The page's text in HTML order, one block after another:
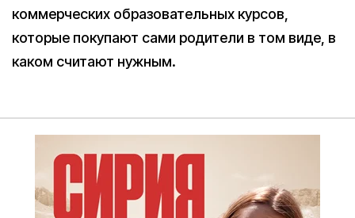
коммерческих образовательных курсов,
которые покупают сами родители в том виде, в
каком считают нужным.